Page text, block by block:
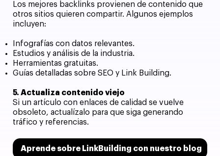
Los mejores backlinks provienen de contenido que
otros sitios quieren compartir. Algunos ejemplos
incluyen:
Infografías con datos relevantes.
Estudios y análisis de la industria.
Herramientas gratuitas.
Guías detalladas sobre SEO y Link Building.
5. Actualiza contenido viejo
Si un artículo con enlaces de calidad se vuelve
obsoleto, actualízalo para que siga generando
tráfico y referencias.
Aprende sobre LinkBuilding con nuestro blog